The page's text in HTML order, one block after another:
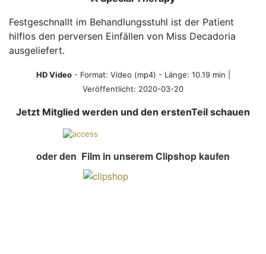
Festgeschnallt im Behandlungsstuhl ist der Patient
hilflos den perversen Einfällen von Miss Decadoria
ausgeliefert.
HD Video- Format: Video (mp4) - Länge: 10.19 min |
Veröffentlicht: 2020-03-20
Jetzt Mitglied werden und den erstenTeil schauen
oder den Film in unserem Clipshop kaufen